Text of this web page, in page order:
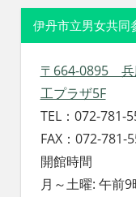
伊丹市立男女共同
〒664-0895
工プラザ5F
TEL：072-781-
FAX：072-781-
開館時間
月～土曜: 午前